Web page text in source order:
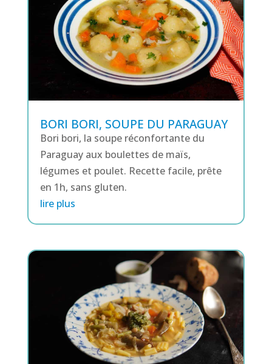
BORI BORI, SOUPE DU PARAGUAY
Bori bori, la soupe réconfortante du
Paraguay aux boulettes de maïs,
légumes et poulet. Recette facile, prête
en 1h, sans gluten.
lire plus